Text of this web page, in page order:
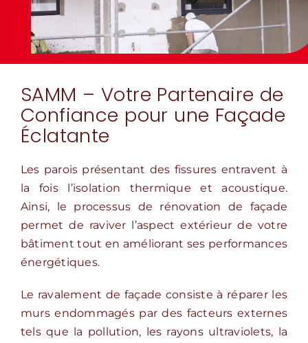
SAMM – Votre Partenaire de
Confiance pour une Façade
Éclatante
Les parois présentant des fissures entravent à
la fois l’isolation thermique et acoustique.
Ainsi, le processus de rénovation de façade
permet de raviver l’aspect extérieur de votre
bâtiment tout en améliorant ses performances
énergétiques.
Le ravalement de façade consiste à réparer les
murs endommagés par des facteurs externes
tels que la pollution, les rayons ultraviolets, la